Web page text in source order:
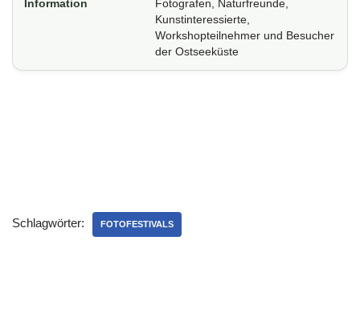
Fotografen, Naturfreunde,
Kunstinteressierte,
Workshopteilnehmer und Besucher
der Ostseeküste
Schlagwörter: FOTOFESTIVALS